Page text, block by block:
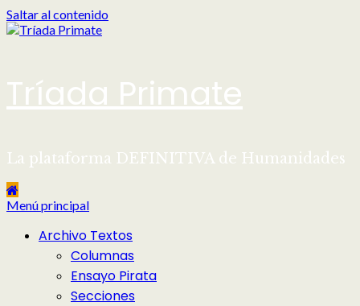
Saltar al contenido
Tríada Primate
La plataforma DEFINITIVA de Humanidades
Menú principal
Archivo Textos
Columnas
Ensayo Pirata
Secciones